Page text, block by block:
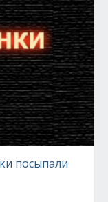
посыпали